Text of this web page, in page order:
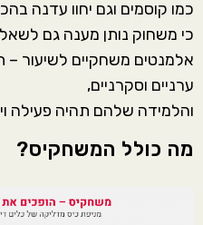
כמו קוסמים וגם יחוו עדנה
כי משחוק נותן מענה גם
אלמנטים משחקיים לשיעור –
ערניים וסקרניים,
והלמידה שלהם תהיה פעילה
מה כולל המשחקיס?